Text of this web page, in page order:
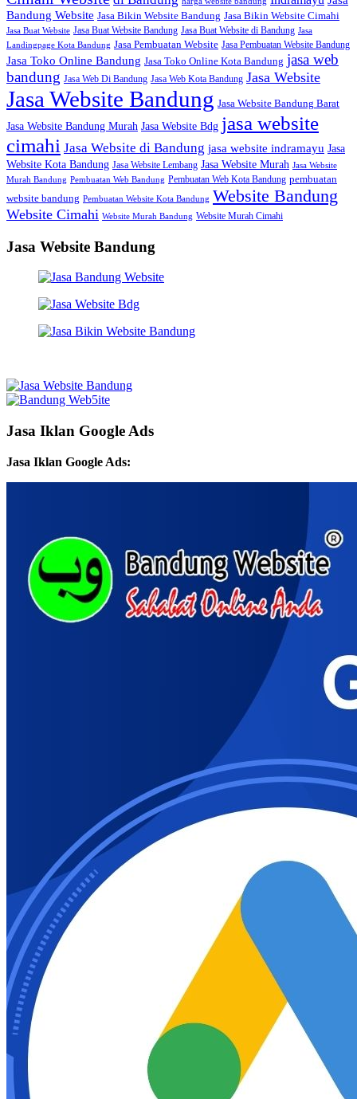
Bandung Website Jasa Bikin Website Bandung Jasa Bikin Website Cimahi
Jasa Buat Website Jasa Buat Website Bandung Jasa Buat Website di Bandung Jasa
Landingpage Kota Bandung Jasa Pembuatan Website Jasa Pembuatan Website Bandung
Jasa Toko Online Bandung Jasa Toko Online Kota Bandung jasa web
bandung Jasa Web Di Bandung Jasa Web Kota Bandung Jasa Website
Jasa Website Bandung Jasa Website Bandung Barat
Jasa Website Bandung Murah Jasa Website Bdg jasa website
cimahi Jasa Website di Bandung jasa website indramayu Jasa
Website Kota Bandung Jasa Website Lembang Jasa Website Murah Jasa Website
Murah Bandung Pembuatan Web Bandung Pembuatan Web Kota Bandung pembuatan
website bandung Pembuatan Website Kota Bandung Website Bandung
Website Cimahi Website Murah Bandung Website Murah Cimahi
Jasa Website Bandung
Jasa Iklan Google Ads
Jasa Iklan Google Ads: